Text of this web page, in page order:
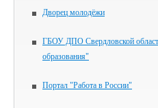
Дворец молодёжи
ГБОУ ДПО Свердловской
образования"
Портал "Работа в России"